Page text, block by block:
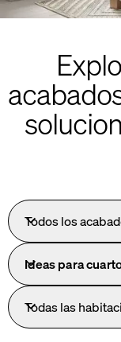
Todos los
Ideas para
Todas las